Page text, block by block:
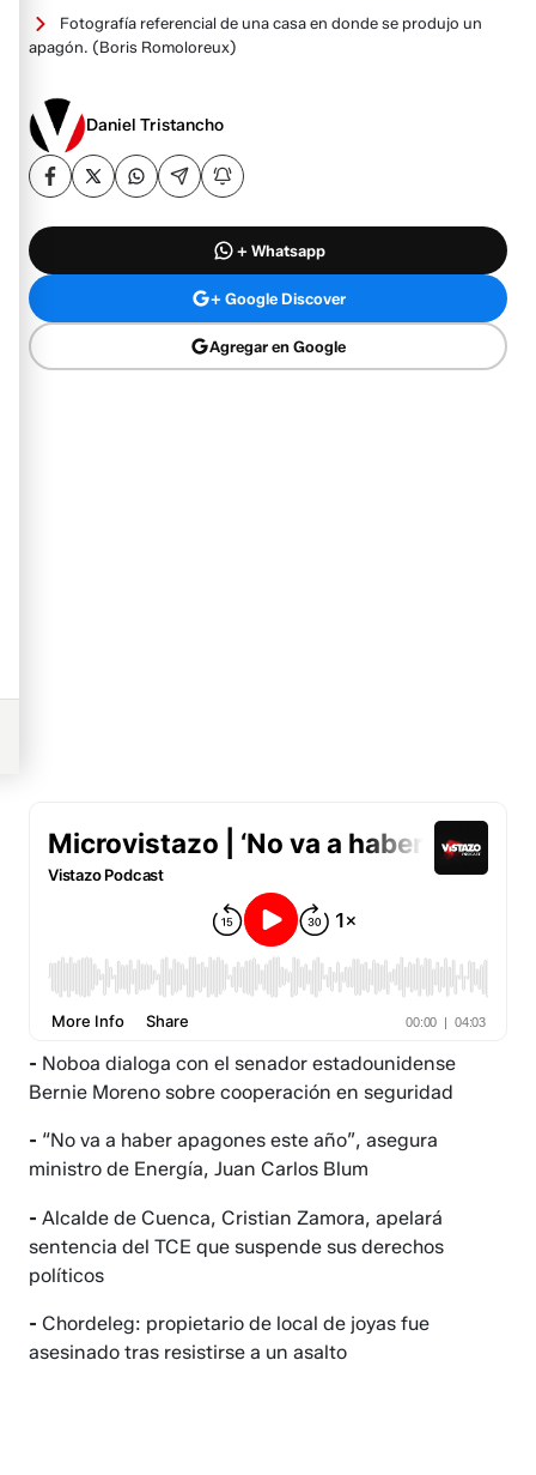
Fotografía referencial de una casa en donde se produjo un
apagón. (Boris Romoloreux)
Daniel Tristancho
+ Whatsapp
+ Google Discover
Agregar en Google
- Noboa dialoga con el senador estadounidense
Bernie Moreno sobre cooperación en seguridad
- “No va a haber apagones este año”, asegura
ministro de Energía, Juan Carlos Blum
- Alcalde de Cuenca, Cristian Zamora, apelará
sentencia del TCE que suspende sus derechos
políticos
- Chordeleg: propietario de local de joyas fue
asesinado tras resistirse a un asalto